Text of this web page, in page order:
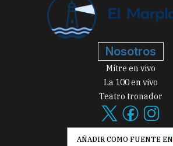
Nosotros
Mitre en vivo
La 100 en vivo
Teatro tronador
AÑADIR COMO FUENTE EN